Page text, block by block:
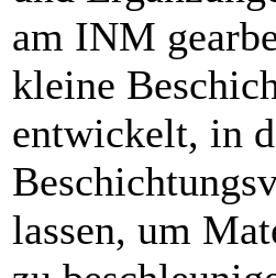
am INM
kleine
entwickelt, in
lassen, um